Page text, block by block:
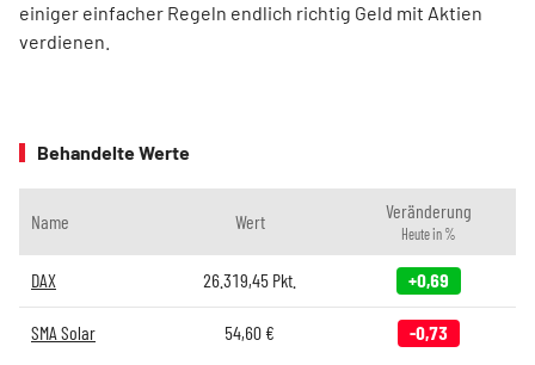
einiger einfacher Regeln endlich richtig Geld mit Aktien
verdienen.
Behandelte Werte
Name Wert Veränderung
Heute in %
DAX 26.319,45 Pkt. +0,69
SMA Solar 54,60 € -0,73